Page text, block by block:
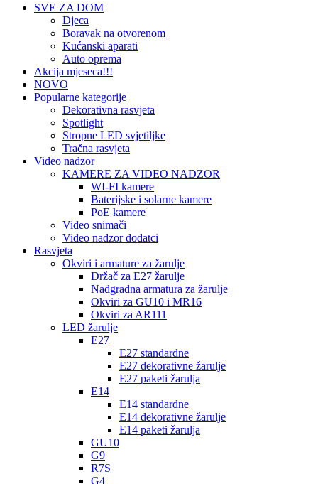
SVE ZA DOM
Djeca
Boravak na otvorenom
Kućanski aparati
Auto oprema
Akcija mjeseca!!!
NOVO
Popularne kategorije
Dekorativna rasvjeta
Spotlight
Stropne LED svjetiljke
Tračna rasvjeta
Video nadzor
KAMERE ZA VIDEO NADZOR
WI-FI kamere
Baterijske i solarne kamere
PoE kamere
Video snimači
Video nadzor dodatci
Rasvjeta
Okviri i armature za žarulje
Držač za E27 žarulje
Nadgradna armatura za žarulje
Okviri za GU10 i MR16
Okviri za AR111
LED žarulje
E27
E27 standardne
E27 dekorativne žarulje
E27 paketi žarulja
E14
E14 standardne
E14 dekorativne žarulje
E14 paketi žarulja
GU10
G9
R7S
G4